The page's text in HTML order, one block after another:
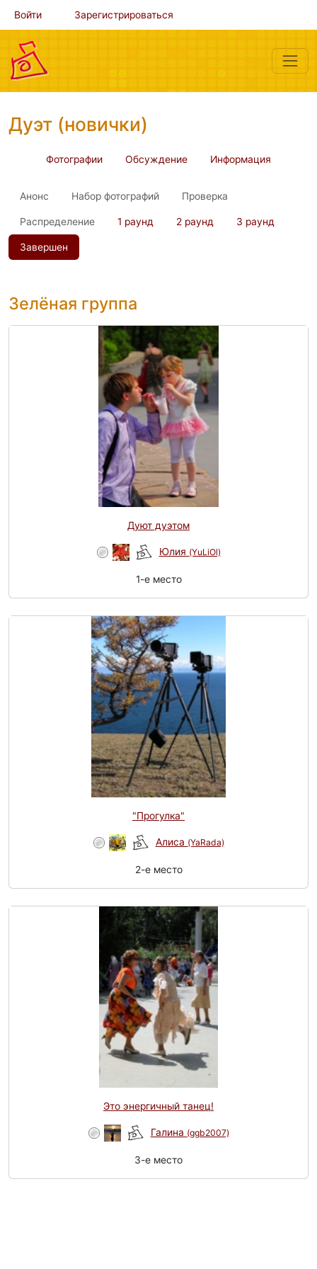
Войти Зарегистрироваться
Дуэт (новички)
Фотографии Обсуждение Информация
Анонс Набор фотографий Проверка
Распределение 1 раунд 2 раунд 3 раунд
Завершен
Зелёная группа
Дуют дуэтом
Юлия (YuLiOl)
1-e место
"Прогулка"
Алиса (YaRada)
2-e место
Это энергичный танец!
Галина (ggb2007)
3-e место